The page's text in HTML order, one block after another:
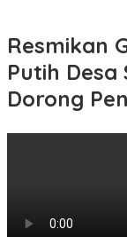
Resmikan
Putih Desa
Dorong